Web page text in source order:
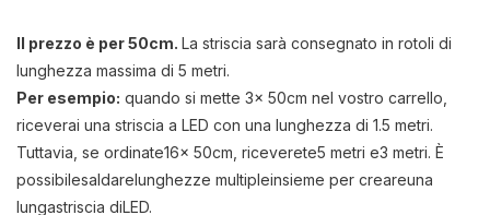
Il prezzo è per 50cm. La striscia sarà consegnato in rotoli di
lunghezza massima di 5 metri.
Per esempio: quando si mette 3x 50cm nel vostro carrello,
riceverai una striscia a LED con una lunghezza di 1.5 metri.
Tuttavia se ordinate16x 50cm riceverete5 metri e3 metri. È
possibilesaldarelunghezze multipleinsieme per creareuna
lungastriscia diLED.